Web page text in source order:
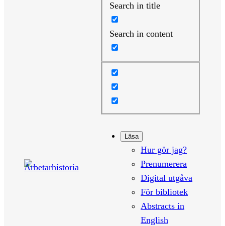
Search in title
Search in content
Läsa
Hur gör jag?
Prenumerera
Digital utgåva
För bibliotek
Abstracts in
English